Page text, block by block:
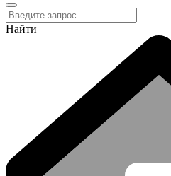
Найти